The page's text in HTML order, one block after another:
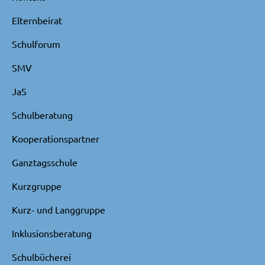
Elternbeirat
Schulforum
SMV
JaS
Schulberatung
Kooperationspartner
Ganztagsschule
Kurzgruppe
Kurz- und Langgruppe
Inklusionsberatung
Schulbücherei